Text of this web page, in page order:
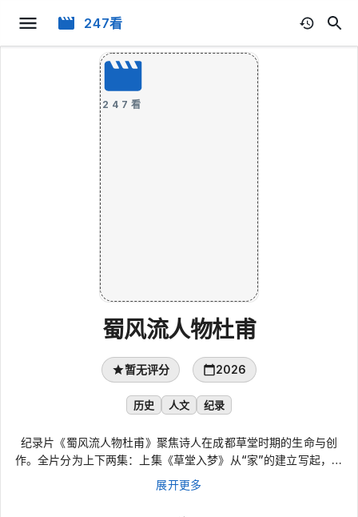
247看
247看
蜀风流人物杜甫
暂无评分 2026
历史 人文 纪录
纪录片《蜀风流人物杜甫》聚焦诗人在成都草堂时期的生命与创
作。全片分为上下两集：上集《草堂入梦》从“家”的建立写起，呈
现杜甫在成都安顿后，如何写出大量带有田园气息的诗篇，并迎来
诗艺的新高峰；下集《山河为纪》沿着他在巴蜀的行旅展开，展现
展开更多